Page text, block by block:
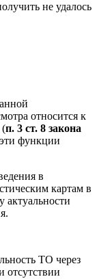
не удалось
относится к
(п. 3 ст. 8 закона
функции
в
картам в
актуальности
ТО через
отсутствии